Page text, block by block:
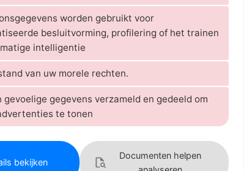
worden gebruikt voor
besluitvorming, profilering of het trainen
intelligentie
van uw morele rechten.
gevoelige gegevens verzameld en gedeeld om
te tonen
bekijken
Documenten helpen